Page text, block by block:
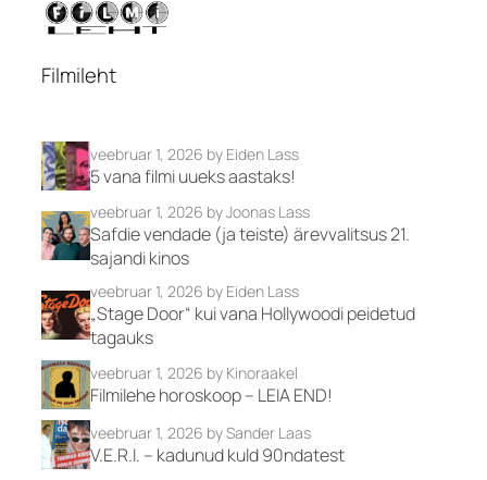
Filmileht
veebruar 1, 2026 by Eiden Lass
5 vana filmi uueks aastaks!
veebruar 1, 2026 by Joonas Lass
Safdie vendade (ja teiste) ärevvalitsus 21.
sajandi kinos
veebruar 1, 2026 by Eiden Lass
„Stage Door“ kui vana Hollywoodi peidetud
tagauks
veebruar 1, 2026 by Kinoraakel
Filmilehe horoskoop – LEIA END!
veebruar 1, 2026 by Sander Laas
V.E.R.I. – kadunud kuld 90ndatest